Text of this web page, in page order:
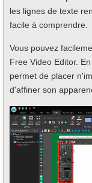
les lignes de texte
facile à comprendre.
Vous pouvez
Free Video Editor.
permet de placer
d'affiner son